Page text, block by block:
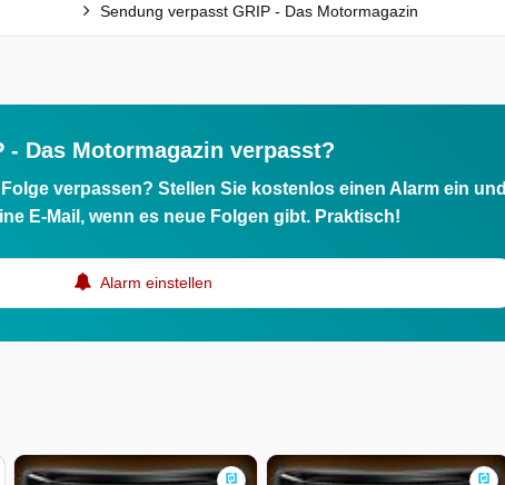
Sendung verpasst GRIP - Das Motormagazin
- Das Motormagazin verpasst?
verpassen? Stellen Sie kostenlos einen Alarm ein und
E-Mail, wenn es neue Folgen gibt. Praktisch!
Alarm einstellen